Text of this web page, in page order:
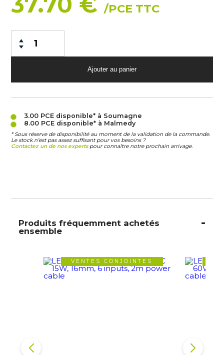
/PCE TTC
3.00 PCEdisponible* à Soumagne
8.00 PCEdisponible* à Malmedy
* Sous réserve de disponibilité au moment de la validation de la commande.
Le stock n’est pas assez suffisant pour vos besoins ?
Contactez un de nos expertspour connaître notre prochain arrivage.
Produits fréquemment achetés
ensemble
VENTES CONJOINTES